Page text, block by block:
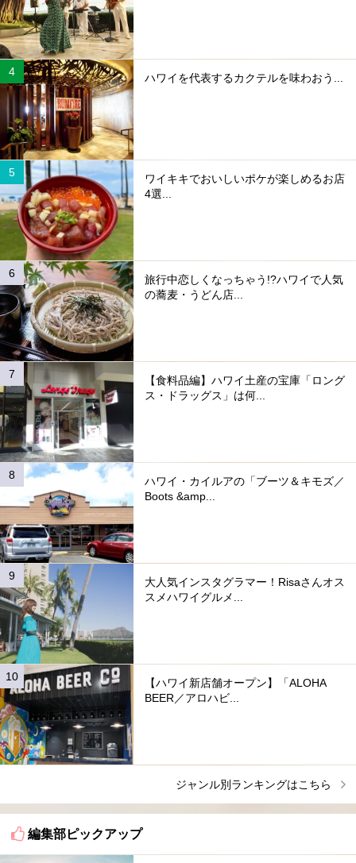
ハワイを代表するカクテルを味わおう...
ワイキキでおいしいポケが楽しめるお店
4選...
旅行中恋しくなっちゃう!?ハワイで人気
の蕎麦・うどん店...
【食料品編】ハワイ土産の宝庫「ロング
ス・ドラッグス」は何...
ハワイ・カイルアの「ブーツ＆キモズ／
Boots &amp...
大人気インスタグラマー！Risaさんオス
スメハワイグルメ...
【ハワイ新店舗オープン】「ALOHA
BEER／アロハビ...
ジャンル別ランキングはこちら
編集部ピックアップ